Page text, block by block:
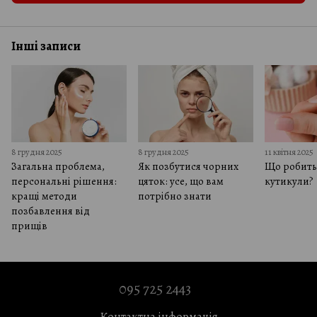
Інші записи
8 грудня 2025
Загальна проблема,
персональні рішення:
кращі методи
позбавлення від
прищів
8 грудня 2025
Як позбутися чорних
цяток: усе, що вам
потрібно знати
11 квітня 2025
Що робить
кутикули?
095 725 2443